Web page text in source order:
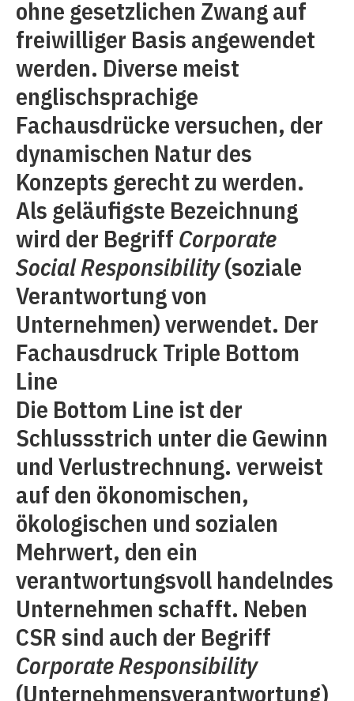
ohne gesetzlichen Zwang auf
freiwilliger Basis angewendet
werden. Diverse meist
englischsprachige
Fachausdrücke versuchen, der
dynamischen Natur des
Konzepts gerecht zu werden.
Als geläufigste Bezeichnung
wird der Begriff Corporate
Social Responsibility(soziale
Verantwortung von
Unternehmen) verwendet. Der
Fachausdruck Triple Bottom
Line
Die Bottom Line ist der
Schlussstrich unter die Gewinn
und Verlustrechnung. verweist
auf den ökonomischen,
ökologischen und sozialen
Mehrwert, den ein
verantwortungsvoll handelndes
Unternehmen schafft. Neben
CSR sind auch der Begriff
Corporate Responsibility
(Unternehmensverantwortung)